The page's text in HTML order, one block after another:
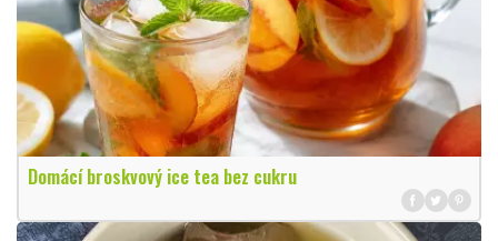
Domácí broskvový ice tea bez cukru